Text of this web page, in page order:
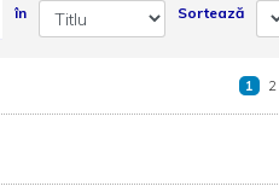
în Sortează
1 2